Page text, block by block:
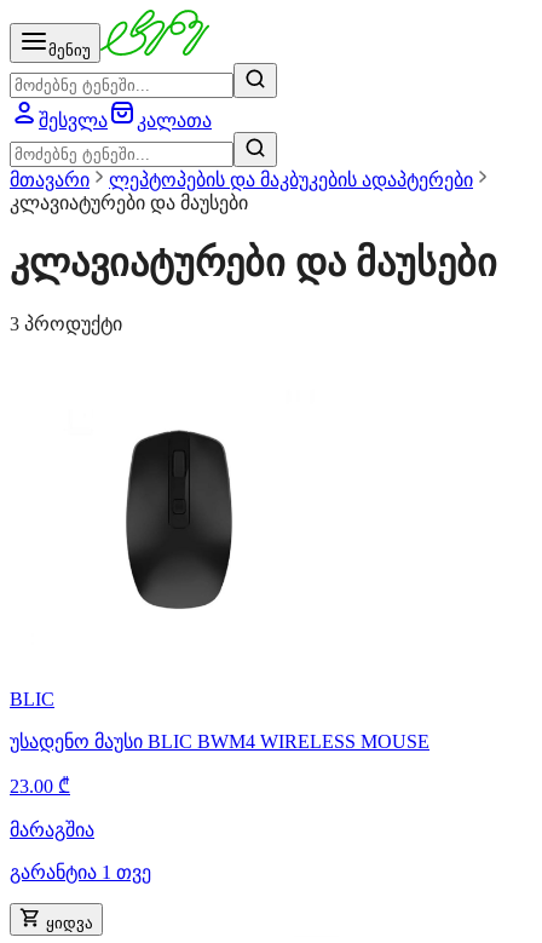
მენიუ
შესვლა კალათა
მთავარი
ლეპტოპების და მაკბუკების ადაპტერები
კლავიატურები და მაუსები
კლავიატურები და მაუსები
3 პროდუქტი
BLIC
უსადენო მაუსი BLIC BWM4 WIRELESS MOUSE
23.00 ₾
მარაგშია
გარანტია 1 თვე
ყიდვა